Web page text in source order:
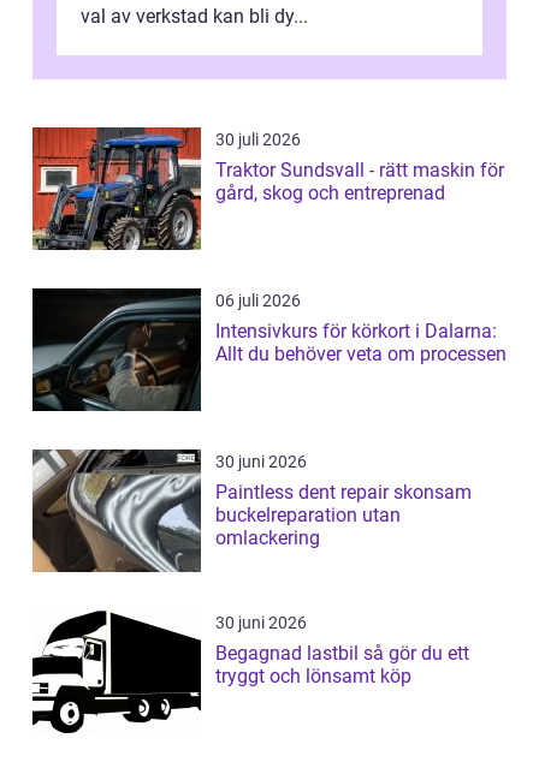
val av verkstad kan bli dy...
30 juli 2026
Traktor Sundsvall - rätt maskin för
gård, skog och entreprenad
06 juli 2026
Intensivkurs för körkort i Dalarna:
Allt du behöver veta om processen
30 juni 2026
Paintless dent repair skonsam
buckelreparation utan
omlackering
30 juni 2026
Begagnad lastbil så gör du ett
tryggt och lönsamt köp